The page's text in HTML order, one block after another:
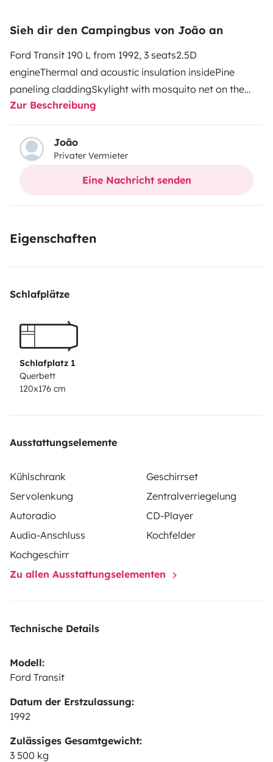
Sieh dir den Campingbus von João an
Ford Transit 190 L from 1992, 3 seats2.5D
engineThermal and acoustic insulation insidePine
paneling claddingSkylight with mosquito net on the
ceilingExtendable tap with 12v electric water pump
(serves as an outdoor shower)30 lts water deposit for
clean water and 30 lts water deposit for grey waters
compressor refrigerator (+4 to -20)
2 burners (Repsol k6 cylinder)175 Watt solar panel
controlBed with high-density sponge mattressVarious
Zur Beschreibung
João
Privater Vermieter
Eine Nachricht senden
Eigenschaften
Schlafplätze
Schlafplatz 1
Querbett
120x176 cm
Ausstattungselemente
Kühlschrank
Geschirrset
Servolenkung
Zentralverriegelung
Autoradio
CD-Player
Audio-Anschluss
Kochfelder
Kochgeschirr
Zu allen Ausstattungselementen
Technische Details
Modell:
Ford Transit
Datum der Erstzulassung:
1992
Zulässiges Gesamtgewicht:
3 500 kg